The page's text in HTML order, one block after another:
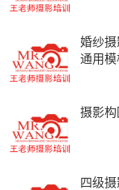
婚纱
通用模
摄影
四级